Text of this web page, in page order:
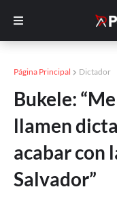
Página Principal Dictador
Bukele:
llamen
acabar con
Salvador”